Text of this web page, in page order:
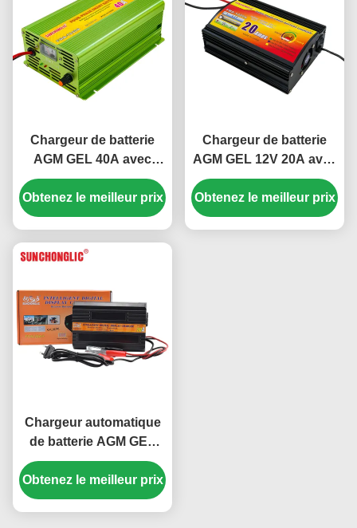
Chargeur de batterie
AGM GEL 40A avec
charge en quatre étapes
et entrée AC220V pour
batteries au plomb
Obtenez le meilleur prix
Chargeur de batterie
AGM GEL 12V 20A avec
entrée AC 220V et
charge en quatre étapes
pour batteries au plomb
Obtenez le meilleur prix
Chargeur automatique
de batterie AGM GEL
20A 220 Volt avec
régulation de
température et affichage
Obtenez le meilleur prix